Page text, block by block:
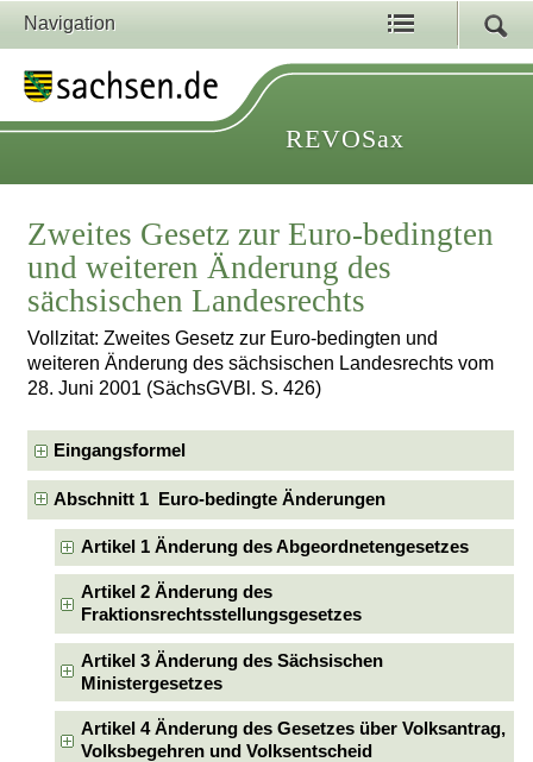
Navigation
REVOSax
Zweites Gesetz zur Euro-bedingten
und weiteren Änderung des
sächsischen Landesrechts
Vollzitat: Zweites Gesetz zur Euro-bedingten und
weiteren Änderung des sächsischen Landesrechts vom
28. Juni 2001 (SächsGVBl. S. 426)
Eingangsformel
Abschnitt 1 Euro-bedingte Änderungen
Artikel 1 Änderung des Abgeordnetengesetzes
Artikel 2 Änderung des
Fraktionsrechtsstellungsgesetzes
Artikel 3 Änderung des Sächsischen
Ministergesetzes
Artikel 4 Änderung des Gesetzes über Volksantrag,
Volksbegehren und Volksentscheid